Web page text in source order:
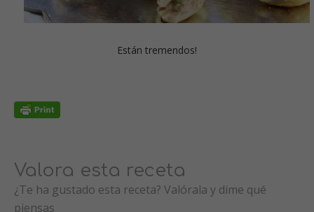
Están tremendos!
Valora esta receta
¿Te ha gustado esta receta? Valórala y dime qué
piensas